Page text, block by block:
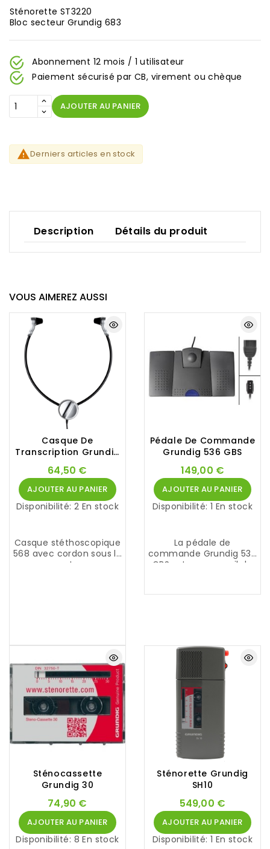
Sténorette ST3220
Bloc secteur Grundig 683
Abonnement 12 mois / 1 utilisateur
Paiement sécurisé par CB, virement ou chèque
AJOUTER AU PANIER
Derniers articles en stock
Description Détails du produit
VOUS AIMEREZ AUSSI
Casque De
Transcription Grundig
Digta Swingphone 568
GBS
64,50 €
AJOUTER AU PANIER
Disponibilité: 2 En stock
Casque stéthoscopique
568 avec cordon sous le
menton.
Pédale De Commande
Grundig 536 GBS
149,00 €
AJOUTER AU PANIER
Disponibilité: 1 En stock
La pédale de
commande Grundig 536
GBS est un appareil de
ergonomique pour
Sténocassette
Grundig 30
74,90 €
AJOUTER AU PANIER
Disponibilité: 8 En stock
Sténorette Grundig
SH10
549,00 €
AJOUTER AU PANIER
Disponibilité: 1 En stock